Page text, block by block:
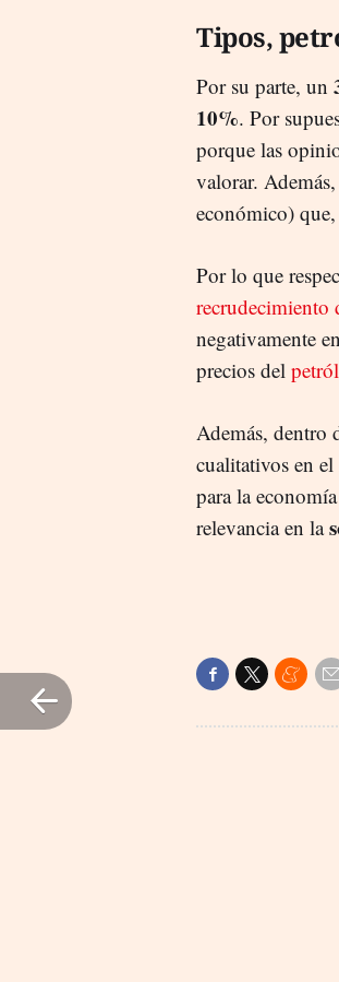
Tipos,
Por su parte, un
10%. Por
porque las
valorar.
económico)
Por lo que
recrudecimiento
negativamente
precios del
Además, dentro
cualitativos en el
para la
relevancia en la